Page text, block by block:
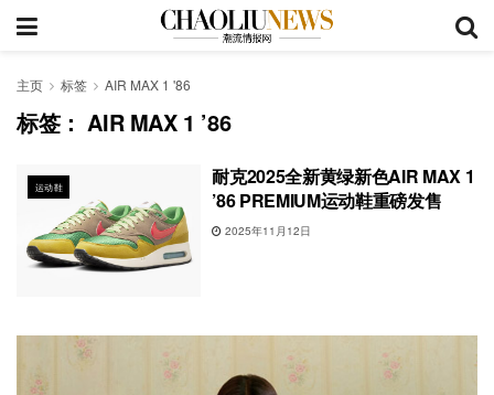
主页 标签 AIR MAX 1 '86
标签：AIR MAX 1 ’86
运动鞋
耐克2025全新黄绿新色AIR MAX 1
’86 PREMIUM运动鞋重磅发售
2025年11月12日